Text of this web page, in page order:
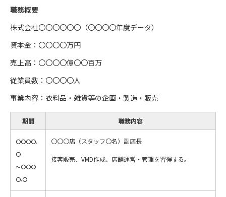
職務概要
株式会社〇〇〇〇〇〇（〇〇〇〇年度データ）
資本金：〇〇〇〇万円
売上高：〇〇〇〇億〇〇百万
従業員数：〇〇〇〇人
事業内容：衣料品・雑貨等の企画・製造・販売
期間 職務内容
〇〇〇〇.
〇
～〇〇〇
〇.〇
〇〇〇店（スタッフ〇名）副店長
接客販売、VMD作成、店舗運営・管理を習得する。